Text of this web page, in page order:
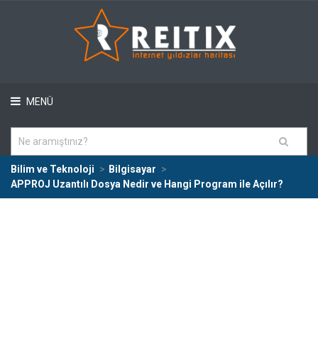
MENÜ
Bilim ve Teknoloji
Bilgisayar
APPROJ Uzantılı Dosya Nedir ve Hangi Program ile Açılır?